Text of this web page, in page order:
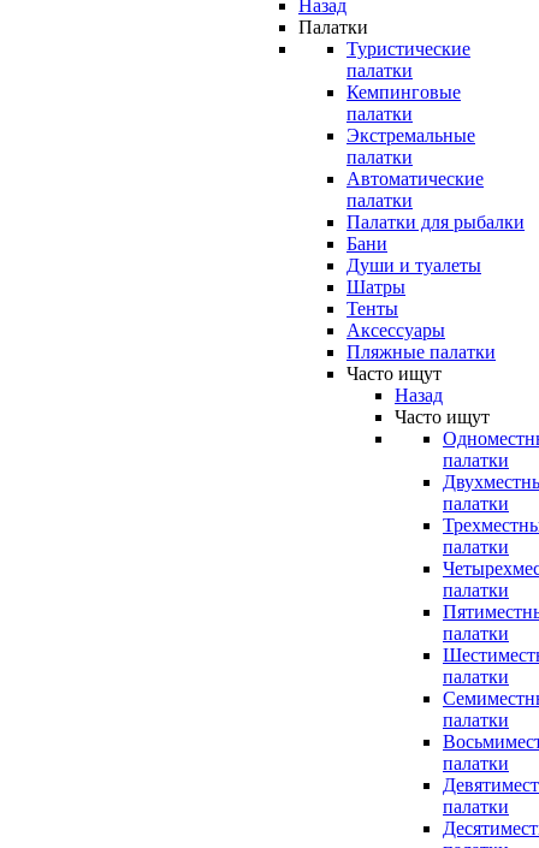
Назад
Палатки
Туристические
палатки
Кемпинговые
палатки
Экстремальные
палатки
Автоматические
палатки
Палатки для рыбалки
Бани
Души и туалеты
Шатры
Тенты
Аксессуары
Пляжные палатки
Часто ищут
Назад
Часто ищут
палатки
палатки
палатки
палатки
палатки
палатки
палатки
палатки
палатки